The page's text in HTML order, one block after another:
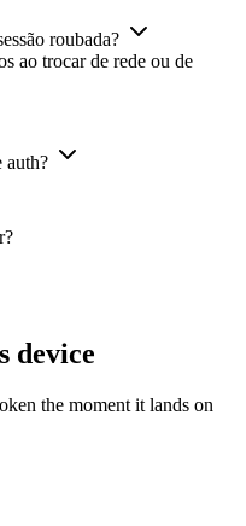
roubada?
ao trocar de rede ou de
auth?
device
the moment it lands on